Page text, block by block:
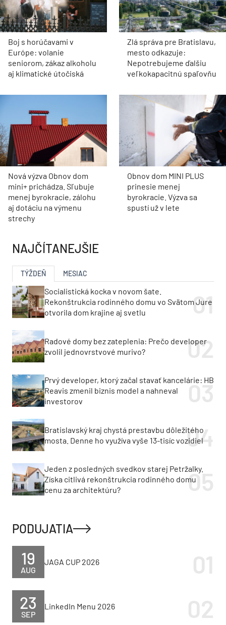
Boj s horúčavami v
Európe: volanie
seniorom, zákaz alkoholu
aj klimatické útočiská
Zlá správa pre Bratislavu,
mesto odkazuje:
Nepotrebujeme ďalšiu
veľkokapacitnú spaľovňu
Nová výzva Obnov dom
mini+ prichádza. Sľubuje
menej byrokracie, zálohu
aj dotáciu na výmenu
strechy
Obnov dom MINI PLUS
prinesie menej
byrokracie. Výzva sa
spustí už v lete
NAJČÍTANEJŠIE
TÝŽDEŇ MESIAC
Socialistická kocka v novom šate.
Rekonštrukcia rodinného domu vo Svätom Jure
otvorila dom krajine aj svetlu
Radové domy bez zateplenia: Prečo developer
zvolil jednovrstvové murivo?
Prvý developer, ktorý začal stavať kancelárie: HB
Reavis zmenil biznis model a nahneval
investorov
Bratislavský kraj chystá prestavbu dôležitého
mosta. Denne ho využíva vyše 13-tisíc vozidiel
Jeden z posledných svedkov starej Petržalky.
Získa citlivá rekonštrukcia rodinného domu
cenu za architektúru?
PODUJATIA
AUG
19 JAGA CUP 2026
SEP
23 LinkedIn Menu 2026